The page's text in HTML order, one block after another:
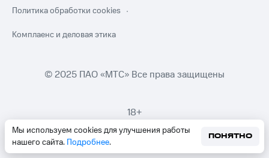
Мы используем cookies для улучшения работы
нашего сайта. Подробнее.
ПОНЯТНО
Политика обработки cookies
Комплаенс и деловая этика
© 2025 ПАО «МТС» Все права защищены
18+